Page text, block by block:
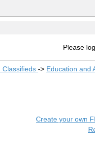
Please
Classifieds -> Education and
Create your own